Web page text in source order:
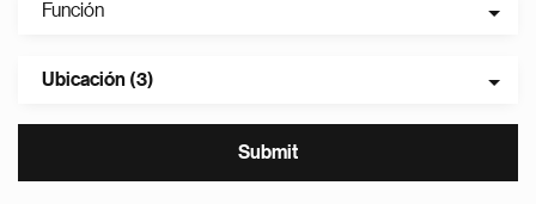
Función
Ubicación (3)